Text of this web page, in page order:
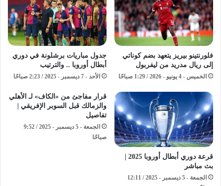
فلورنتينو بيريز يتعهد بضم كوناتي
إلى ريال مدريد من ليفربول
الخميس - 4 يونيو - 2026 / 1:29 صباحًا
جدول مباريات برشلونة في دوري
أبطال أوروبا .. والترتيب
الأحد - 7 ديسمبر - 2025 / 2:23 صباحًا
بث مباشر
الجمعة - 5 ديسمبر - 2025 / 12:11
قرار مفاجئ من «الكاف» لـ الأهلي
والزمالك قبل السوبر الإفريقي |
تفاصيل
الجمعة - 5 ديسمبر - 2025 / 9:52
صباحًا